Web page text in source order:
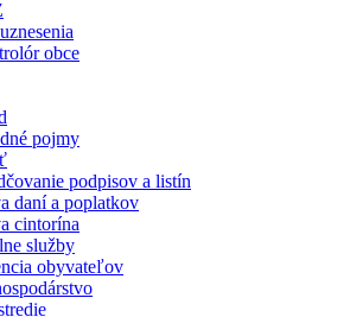
obce
pojmy
podpisov a listín
daní a poplatkov
cintorína
služby
obyvateľov